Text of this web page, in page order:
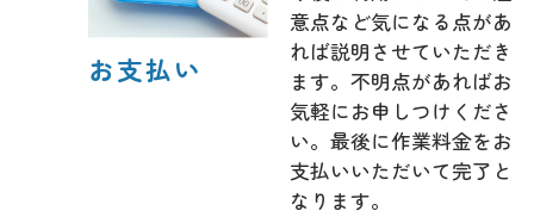
お支払い
意点など気になる点があ
れば説明させていただき
ます。不明点があればお
気軽にお申しつけくださ
い。最後に作業料金をお
支払いいただいて完了と
なります。